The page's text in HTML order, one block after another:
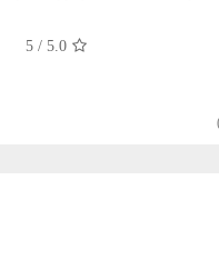
5.0
/
5